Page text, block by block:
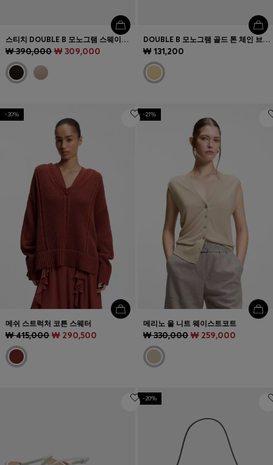
스티치 DOUBLE B 모노그램 스웨이드 슬라이드
₩ 390,000 ₩ 309,000
DOUBLE B 모노그램 골드 톤 체인 브레이슬릿
₩ 131,200
-30%
메쉬 스트럭처 코튼 스웨터
₩ 415,000 ₩ 290,500
-21%
메리노 울 니트 웨이스트코트
₩ 330,000 ₩ 259,000
-20%